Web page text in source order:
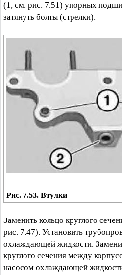
(1, см. рис. 7.51) упорных
затянуть болты (стрелки).
Рис. 7.53. Втулки
Заменить кольцо круглого
рис. 7.47). Установить
охлаждающей жидкости.
круглого сечения между
насосом охлаждающей